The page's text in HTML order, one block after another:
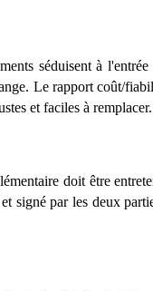
séduisentà
Le rapport coût/
et faciles à remplacer.
doit être
signé par les deux